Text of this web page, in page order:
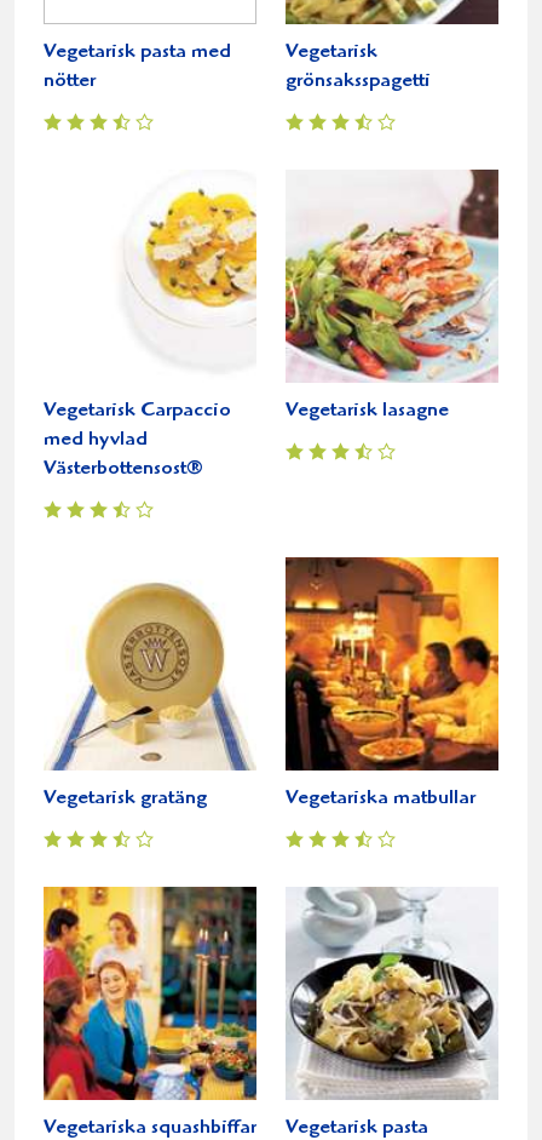
Vegetarisk pasta med
nötter
Vegetarisk
grönsaksspagetti
Vegetarisk Carpaccio
med hyvlad
Västerbottensost®
Vegetarisk lasagne
Vegetarisk gratäng Vegetariska matbullar
Vegetariska squashbiffar Vegetarisk pasta